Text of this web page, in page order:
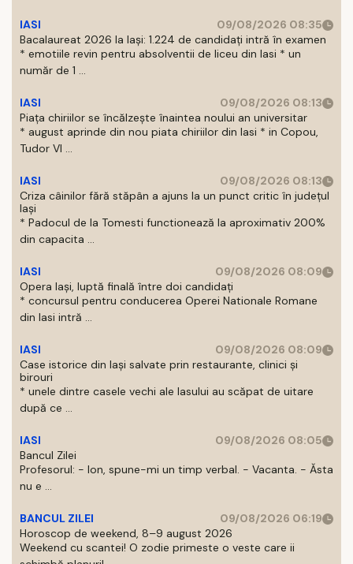
IASI
09/08/2026 08:35
Bacalaureat 2026 la Iași: 1.224 de candidați intră în examen
* emotiile revin pentru absolventii de liceu din Iasi * un
număr de 1 ...
IASI
09/08/2026 08:13
Piața chiriilor se încălzește înaintea noului an universitar
* august aprinde din nou piata chiriilor din Iasi * in Copou,
Tudor Vl ...
IASI
09/08/2026 08:13
Criza câinilor fără stăpân a ajuns la un punct critic în județul
Iași
* Padocul de la Tomesti functionează la aproximativ 200%
din capacita ...
IASI
09/08/2026 08:09
Opera Iași, luptă finală între doi candidați
* concursul pentru conducerea Operei Nationale Romane
din Iasi intră ...
IASI
09/08/2026 08:09
Case istorice din Iași salvate prin restaurante, clinici și
birouri
* unele dintre casele vechi ale Iasului au scăpat de uitare
după ce ...
IASI
09/08/2026 08:05
Bancul Zilei
Profesorul: - Ion, spune-mi un timp verbal. - Vacanta. - Ăsta
nu e ...
BANCUL ZILEI
09/08/2026 06:19
Horoscop de weekend, 8–9 august 2026
Weekend cu scantei! O zodie primeste o veste care ii